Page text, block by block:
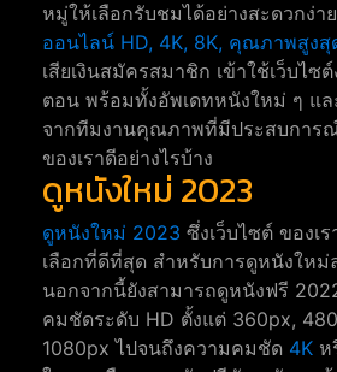
หมู่ให้เลือกรับชมได้อย่างสะดวกง่า
ออนไลน์ HD, 4K, 8K, คุณภาพสูงสุ
เสียเงินสมัครสมาชิก เข้าใช้เว็บไซ
ตอน พร้อมทั้งอัพเดทหนังใหม่ ๆ แล
จากทีมงานคุณภาพที่มีประสบการ
ของเราดีอย่างไรบ้าง
ดูหนังใหม่ 2023
ดูหนังใหม่ 2023 ซึ่งเว็บไซต์ ของเ
เลือกที่ดีที่สุด สำหรับการดูหนังใหม่
นอกจากนี้ยังสามารถดูหนังฟรี
คมชัดระดับ HD ตั้งแต่ 360px,
1080px ไปจนถึงความคมชัด 4K ห